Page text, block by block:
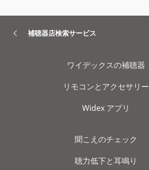
補聴器店検索サービス
ワイデックスの補聴器
リモコンとアクセサリー
Widex アプリ
聞こえのチェック
聴力低下と耳鳴り